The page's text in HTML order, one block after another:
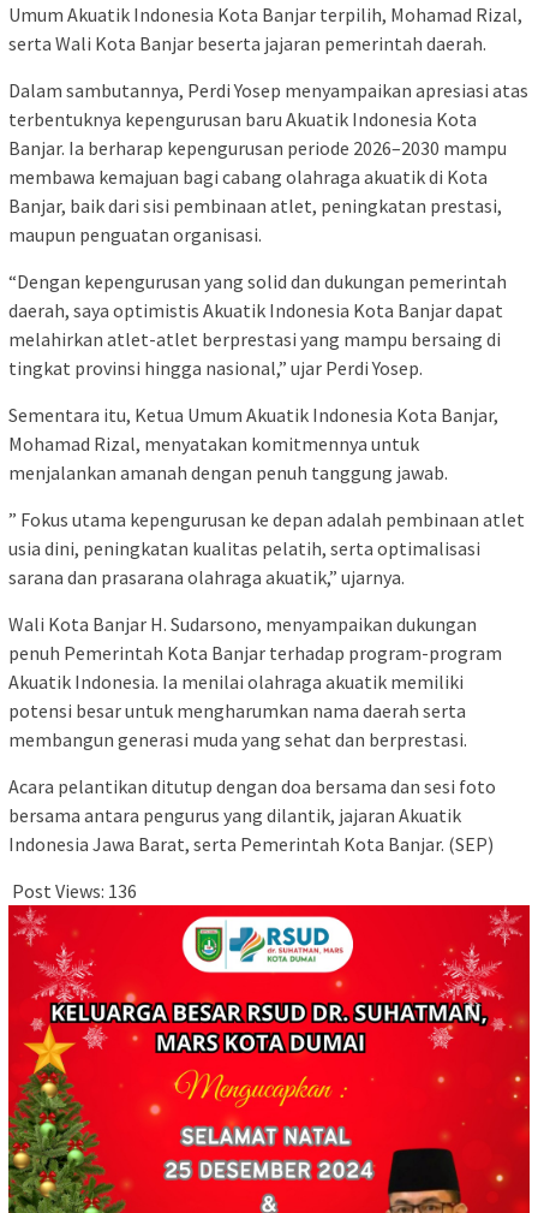
Umum Akuatik Indonesia Kota Banjar terpilih, Mohamad Rizal,
serta Wali Kota Banjar beserta jajaran pemerintah daerah.
Dalam sambutannya, Perdi Yosep menyampaikan apresiasi atas
terbentuknya kepengurusan baru Akuatik Indonesia Kota
Banjar. Ia berharap kepengurusan periode 2026–2030 mampu
membawa kemajuan bagi cabang olahraga akuatik di Kota
Banjar, baik dari sisi pembinaan atlet, peningkatan prestasi,
maupun penguatan organisasi.
“Dengan kepengurusan yang solid dan dukungan pemerintah
daerah, saya optimistis Akuatik Indonesia Kota Banjar dapat
melahirkan atlet-atlet berprestasi yang mampu bersaing di
tingkat provinsi hingga nasional,” ujar Perdi Yosep.
Sementara itu, Ketua Umum Akuatik Indonesia Kota Banjar,
Mohamad Rizal, menyatakan komitmennya untuk
menjalankan amanah dengan penuh tanggung jawab.
” Fokus utama kepengurusan ke depan adalah pembinaan atlet
usia dini, peningkatan kualitas pelatih, serta optimalisasi
sarana dan prasarana olahraga akuatik,” ujarnya.
Wali Kota Banjar H. Sudarsono, menyampaikan dukungan
penuh Pemerintah Kota Banjar terhadap program-program
Akuatik Indonesia. Ia menilai olahraga akuatik memiliki
potensi besar untuk mengharumkan nama daerah serta
membangun generasi muda yang sehat dan berprestasi.
Acara pelantikan ditutup dengan doa bersama dan sesi foto
bersama antara pengurus yang dilantik, jajaran Akuatik
Indonesia Jawa Barat, serta Pemerintah Kota Banjar. (SEP)
Post Views: 136